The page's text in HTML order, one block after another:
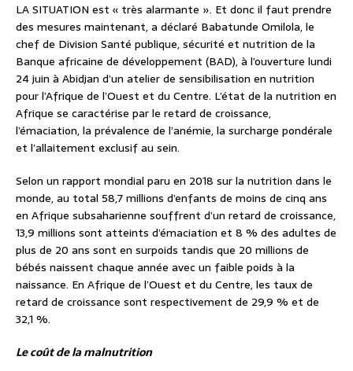
LA SITUATION est « très alarmante ». Et donc il faut prendre
des mesures maintenant, a déclaré Babatunde Omilola, le
chef de Division Santé publique, sécurité et nutrition de la
Banque africaine de développement (BAD), à l’ouverture lundi
24 juin à Abidjan d’un atelier de sensibilisation en nutrition
pour l’Afrique de l’Ouest et du Centre. L’état de la nutrition en
Afrique se caractérise par le retard de croissance,
l’émaciation, la prévalence de l’anémie, la surcharge pondérale
et l’allaitement exclusif au sein.
Selon un rapport mondial paru en 2018 sur la nutrition dans le
monde, au total 58,7 millions d’enfants de moins de cinq ans
en Afrique subsaharienne souffrent d’un retard de croissance,
13,9 millions sont atteints d’émaciation et 8 % des adultes de
plus de 20 ans sont en surpoids tandis que 20 millions de
bébés naissent chaque année avec un faible poids à la
naissance. En Afrique de l’Ouest et du Centre, les taux de
retard de croissance sont respectivement de 29,9 % et de
32,1 %.
Le coût de la malnutrition